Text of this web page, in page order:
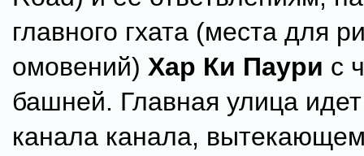
главного гхата (места для
омовений) Хар Ки Паури с
башней. Главная улица
канала канала,